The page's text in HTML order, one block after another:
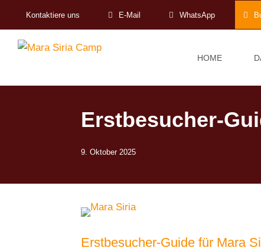
Kontaktiere uns E-Mail WhatsApp
HOME
Erstbesucher-
9. Oktober 2025
Erstbesucher-Guide für Mara